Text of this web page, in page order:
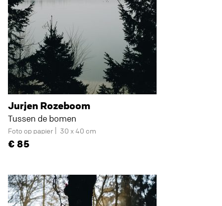
Jurjen Rozeboom
Tussen de bomen
Foto op papier 30 x 40 cm
85